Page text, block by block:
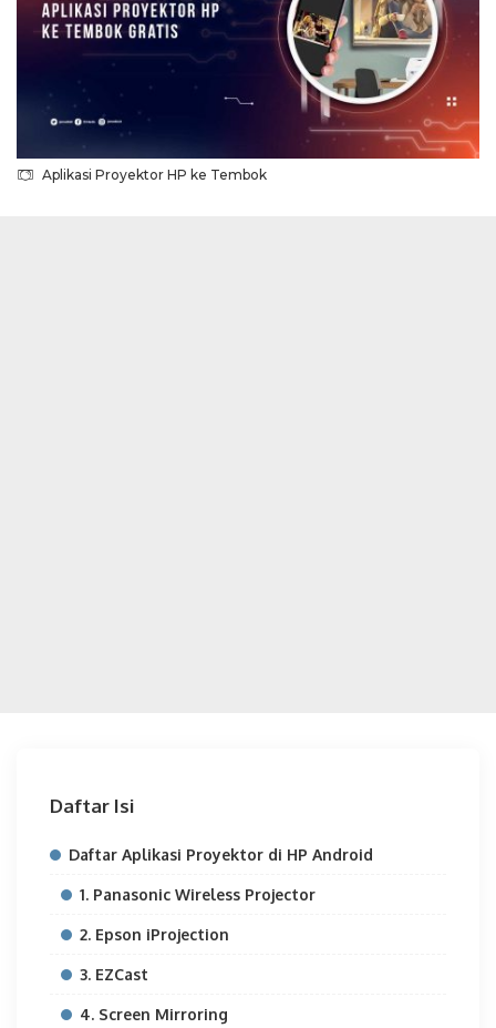
Aplikasi Proyektor HP ke Tembok
Daftar Isi
Daftar Aplikasi Proyektor di HP Android
1. Panasonic Wireless Projector
2. Epson iProjection
3. EZCast
4. Screen Mirroring